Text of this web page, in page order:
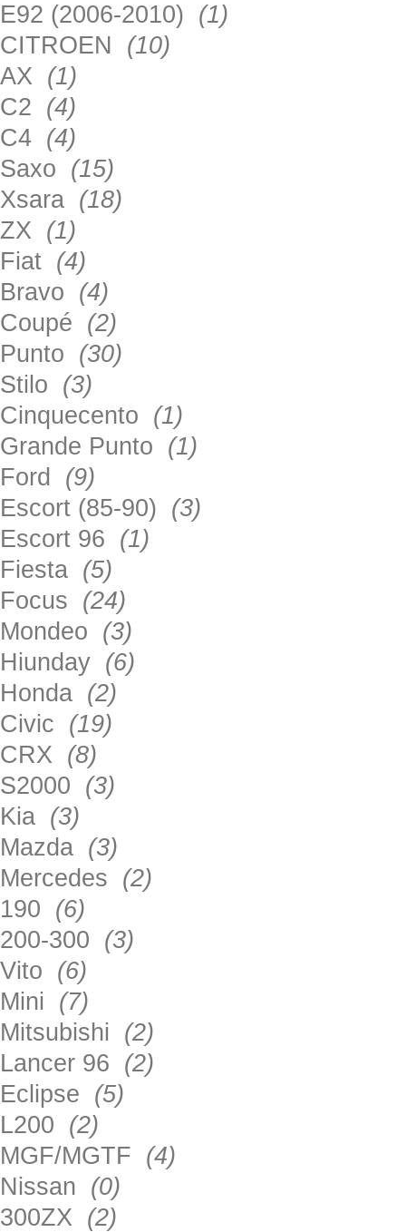
E92 (2006-2010) (1)
CITROEN (10)
AX (1)
C2 (4)
C4 (4)
Saxo (15)
Xsara (18)
ZX (1)
Fiat (4)
Bravo (4)
Coupé (2)
Punto (30)
Stilo (3)
Cinquecento (1)
Grande Punto (1)
Ford (9)
Escort (85-90) (3)
Escort 96 (1)
Fiesta (5)
Focus (24)
Mondeo (3)
Hiunday (6)
Honda (2)
Civic (19)
CRX (8)
S2000 (3)
Kia (3)
Mazda (3)
Mercedes (2)
190 (6)
200-300 (3)
Vito (6)
Mini (7)
Mitsubishi (2)
Lancer 96 (2)
Eclipse (5)
L200 (2)
MGF/MGTF (4)
Nissan (0)
300ZX (2)